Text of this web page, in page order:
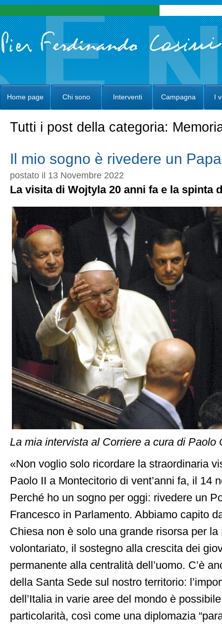
Home page Chi sono Interventi Campagna I
Tutti i post della categoria:
Il mio sogno è rivedere un
postato il 13 Novembre 2022
La visita di Wojtyla 20 anni fa e la spinta
La mia intervista al Corriere a cura di Paolo
«Non voglio solo ricordare la straordinaria
Paolo II a Montecitorio di vent’anni fa, il 14
Perché ho un sogno per oggi: rivedere un
Francesco in Parlamento. Abbiamo capito
Chiesa non è solo una grande risorsa per
volontariato, il sostegno alla crescita dei
permanente alla centralità dell’uomo. C’è
della Santa Sede sul nostro territorio:
dell’Italia in varie aree del mondo è
particolarità, così come una diplomazia